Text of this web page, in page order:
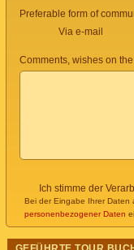
Preferable form of
Via e-mail
Comments, wishes on
Ich stimme der
Bei der Eingabe Ihrer Daten
personenbezogener Daten